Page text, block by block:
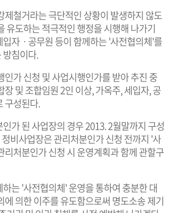
제철거라는 극단적인 상황이 발생하지 않도
유도하는 적극적인 행정을 시행해 나가기
자ㆍ공무원 등이 함께하는 '사전협의체'를
침이다.
가 신청 및 사업시행인가를 받아 추진 중
및 조합임원 2인 이상, 가옥주, 세입자, 공
구성된다.
가 된 사업장의 경우 2013. 2월말까지 구성
비사업장은 관리처분인가 신청 전까지 '사
리처분인가 신청 시 운영계획과 함께 관할구
는 '사전협의체' 운영을 통하여 충분한 대
에 의한 이주를 유도함으로써 명도소송 제기